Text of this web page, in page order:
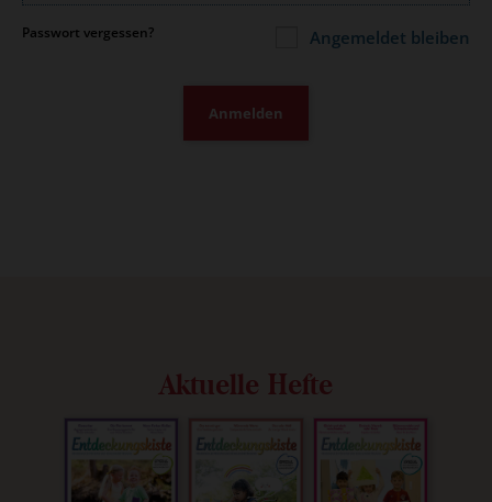
Passwort vergessen? Angemeldet bleiben
Anmelden
Aktuelle Hefte